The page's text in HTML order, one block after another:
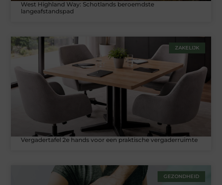
West Highland Way: Schotlands beroemdste
langeafstandspad
ZAKELIJK
Vergadertafel 2e hands voor een praktische vergaderruimte
GEZONDHEID